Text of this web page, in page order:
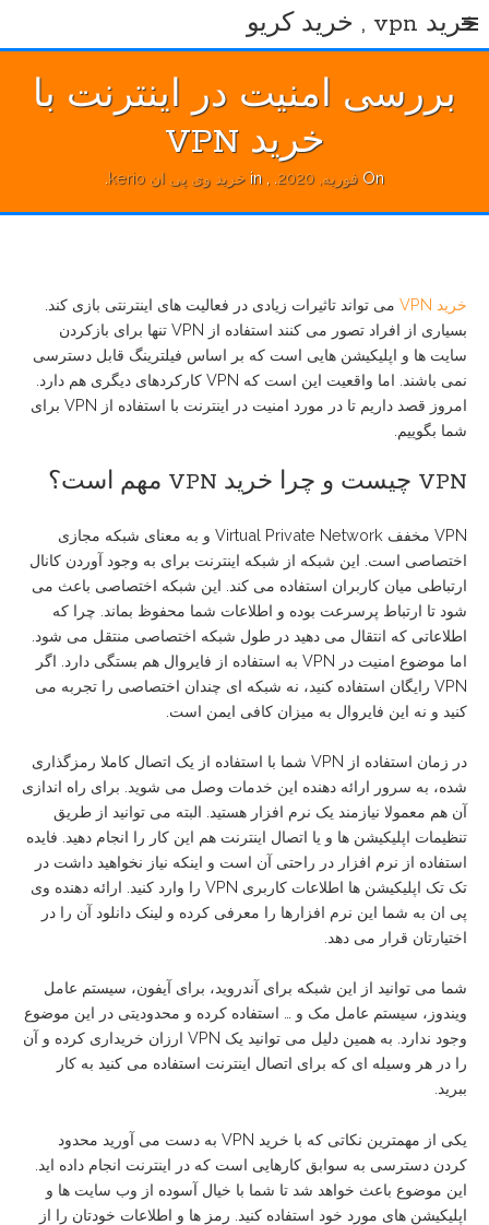
toخرید vpn , خرید کریو
بررسی امنیت در اینترنت با
خرید VPN
On فوریه, 2020 خرید وی پی ان kerio
خرید VPN
می تواند تاثیرات زیادی در فعالیت های اینترنتی بازی کند.
بسیاری از افراد تصور می کنند استفاده از VPN تنها برای بازکردن
سایت ها و اپلیکیشن هایی است که بر اساس فیلترینگ قابل دسترسی
نمی باشند. اما واقعیت این است که VPN کارکردهای دیگری هم دارد.
امروز قصد داریم تا در مورد امنیت در اینترنت با استفاده از VPN برای
شما بگوییم.
VPN چیست و چرا خرید VPN مهم است؟
VPN مخفف Virtual Private Network و به معنای شبکه مجازی
اختصاصی است. این شبکه از شبکه اینترنت برای به وجود آوردن کانال
ارتباطی میان کاربران استفاده می کند. این شبکه اختصاصی باعث می
شود تا ارتباط پرسرعت بوده و اطلاعات شما محفوظ بماند. چرا که
اطلاعاتی که انتقال می دهید در طول شبکه اختصاصی منتقل می شود.
اما موضوع امنیت در VPN به استفاده از فایروال هم بستگی دارد. اگر
VPN رایگان استفاده کنید، نه شبکه ای چندان اختصاصی را تجربه می
کنید و نه این فایروال به میزان کافی ایمن است.
در زمان استفاده از VPN شما با استفاده از یک اتصال کاملا رمزگذاری
شده، به سرور ارائه دهنده این خدمات وصل می شوید. برای راه اندازی
آن هم معمولا نیازمند یک نرم افزار هستید. البته می توانید از طریق
تنظیمات اپلیکیشن ها و یا اتصال اینترنت هم این کار را انجام دهید. فایده
استفاده از نرم افزار در راحتی آن است و اینکه نیاز نخواهید داشت در
تک تک اپلیکیشن ها اطلاعات کاربری VPN را وارد کنید. ارائه دهنده وی
پی ان به شما این نرم افزارها را معرفی کرده و لینک دانلود آن را در
اختیارتان قرار می دهد.
شما می توانید از این شبکه برای آندروید، برای آیفون، سیستم عامل
ویندوز، سیستم عامل مک و … استفاده کرده و محدودیتی در این موضوع
وجود ندارد. به همین دلیل می توانید یک VPN ارزان خریداری کرده و آن
را در هر وسیله ای که برای اتصال اینترنت استفاده می کنید به کار
ببرید.
یکی از مهمترین نکاتی که با خرید VPN به دست می آورید محدود
کردن دسترسی به سوابق کارهایی است که در اینترنت انجام داده اید.
این موضوع باعث خواهد شد تا شما با خیال آسوده از وب سایت ها و
اپلیکیشن های مورد خود استفاده کنید. رمز ها و اطلاعات خودتان را از